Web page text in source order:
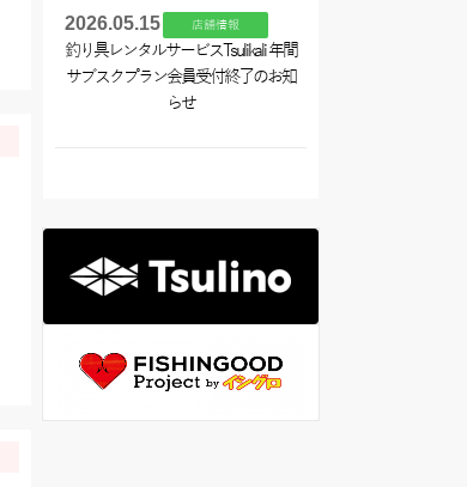
2026.05.15 店舗情報
釣り具レンタルサービスTsulikali 年間
サブスクプラン会員受付終了のお知
らせ